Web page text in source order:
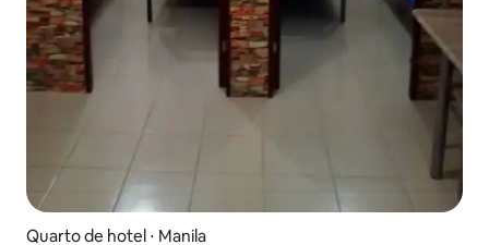
Quarto de hotel ⋅ Manila